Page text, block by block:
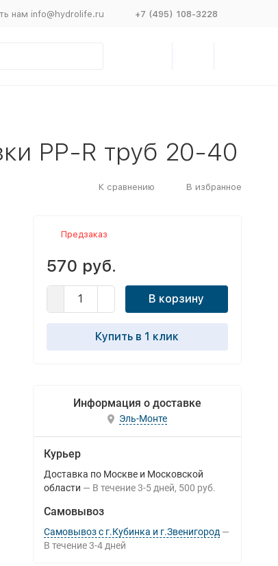
нам info@hydrolife.ru +7 (495) 108-3228
PP-R труб 20-40
К сравнению В избранное
Предзаказ
570 руб.
В корзину
Купить в 1 клик
Информация о доставке
Эль-Монте
Курьер
Доставка по Москве и Московской
области
В течение 3-5 дней 500 руб.
Самовывоз
Самовывоз с г.Кубинка и г.Звенигород
В течение 3-4 дней